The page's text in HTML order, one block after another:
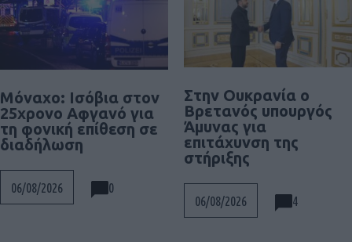
Μόναχο: Ισόβια στον
25χρονο Αφγανό για
τη φονική επίθεση σε
διαδήλωση
06/08/2026 0
Στην Ουκρανία ο
Βρετανός υπουργός
Άμυνας για
επιτάχυνση της
στήριξης
06/08/2026 4